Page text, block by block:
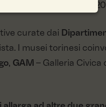
cittadino sin dal
curate dai
I musei torinesi
, GAM – Galleria Civica